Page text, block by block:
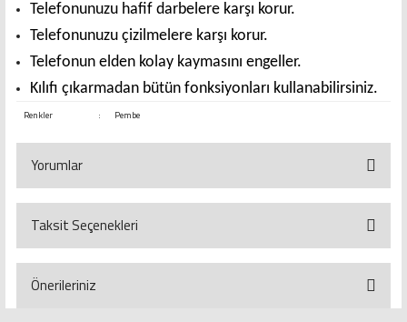
Telefonunuzu hafif darbelere karşı korur.
Telefonunuzu çizilmelere karşı korur.
Telefonun elden kolay kaymasını engeller.
Kılıfı çıkarmadan bütün fonksiyonları kullanabilirsiniz.
Renkler : Pembe
Yorumlar
Bu ürüne ilk yorumu siz yapın!
Taksit Seçenekleri
Önerileriniz